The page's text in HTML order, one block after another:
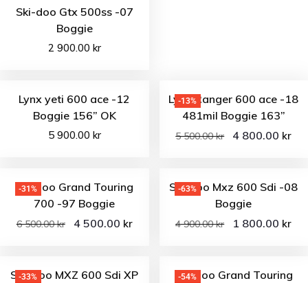
Ski-doo Gtx 500ss -07
Boggie
2 900.00 kr
Lynx yeti 600 ace -12
Boggie 156” OK
5 900.00 kr
-13%
Lynx Ranger 600 ace -18
481mil Boggie 163”
5 500.00kr 4 800.00 kr
-31%
Ski-doo Grand Touring
700 -97 Boggie
6 500.00kr 4 500.00 kr
-63%
Ski-doo Mxz 600 Sdi -08
Boggie
4 900.00kr 1 800.00 kr
-33%
Ski-Doo MXZ 600 Sdi XP
-54%
Ski-doo Grand Touring